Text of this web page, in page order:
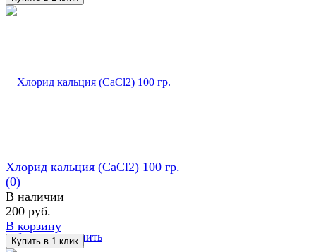
избранное сравнить
Хлорид кальция (CaCl2) 100 гр.
(0)
В наличии
200 руб.
В корзину